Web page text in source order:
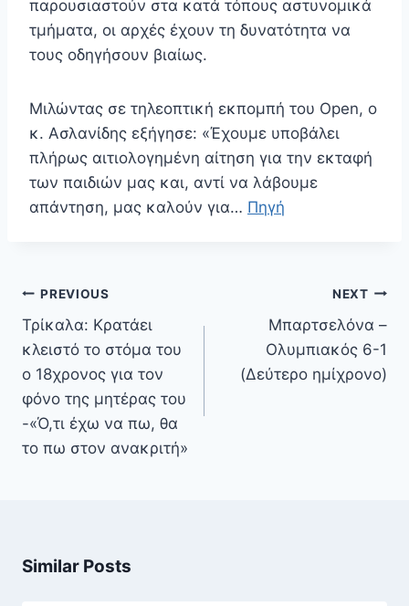
παρουσιαστούν στα κατά τόπους αστυνομικά
τμήματα, οι αρχές έχουν τη δυνατότητα να
τους οδηγήσουν βιαίως.
Μιλώντας σε τηλεοπτική εκπομπή του Open, ο
κ. Ασλανίδης εξήγησε: «Έχουμε υποβάλει
πλήρως αιτιολογημένη αίτηση για την εκταφή
των παιδιών μας και, αντί να λάβουμε
απάντηση, μας καλούν για… Πηγή
Πλοήγηση
άρθρων
PREVIOUS
Τρίκαλα: Κρατάει
κλειστό το στόμα του
ο 18χρονος για τον
φόνο της μητέρας του
-«Ό,τι έχω να πω, θα
το πω στον ανακριτή»
NEXT
Μπαρτσελόνα –
Ολυμπιακός 6-1
(Δεύτερο ημίχρονο)
Similar Posts